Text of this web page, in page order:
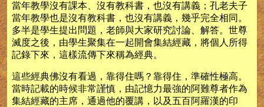
當年教學沒有課本、沒有教科書，也沒有講義；孔老夫子
當年教學也是沒有教科書，也沒有講義，幾乎完全相同。
多半是學生提出問題，老師與大家研究討論、解答。世尊
滅度之後，由學生聚集在一起開會集結經藏，將個人所得
記錄下來，這樣流傳下來稱為經典。
這些經典佛沒有看過，靠得住嗎？靠得住，準確性極高。
當時記載的時候非常謹慎，由記憶力最強的阿難尊者作為
集結經藏的主席，通過他的覆講，以及五百阿羅漢的印